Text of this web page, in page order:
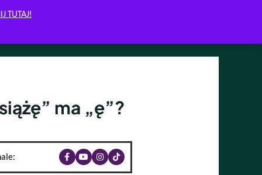
TUTAJ!
ma „ę”?